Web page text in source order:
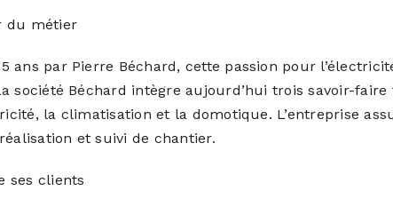
du métier
ans par Pierre Béchard, cette passion pour
société Béchard intègre aujourd’hui trois savoir-faire
la climatisation et la domotique. L’entreprise
et suivi de chantier.
ses clients